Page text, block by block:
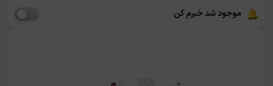
موجود شد خبرم کن